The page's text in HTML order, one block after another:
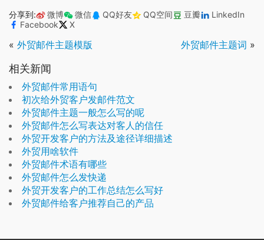
分享到: 微博 微信 QQ好友 QQ空间 豆瓣
LinkedIn
Facebook
X
« 外贸邮件主题模版 外贸邮件主题词 »
相关新闻
外贸邮件常用语句
初次给外贸客户发邮件范文
外贸邮件主题一般怎么写的呢
外贸邮件怎么写表达对客人的信任
外贸开发客户的方法及途径详细描述
外贸用啥软件
外贸邮件术语有哪些
外贸邮件怎么发快递
外贸开发客户的工作总结怎么写好
外贸邮件给客户推荐自己的产品